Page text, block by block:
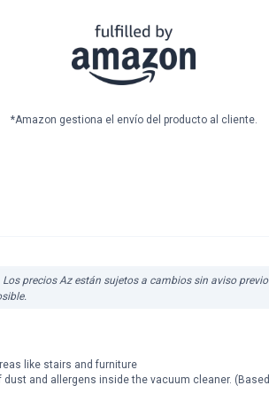
*Amazon gestiona el envío del producto al cliente.
precios Az están sujetos a cambios sin aviso previo
like stairs and furniture
dust and allergens inside the vacuum cleaner. (Based